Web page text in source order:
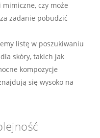
czy może
zadanie pobudzić
listę w poszukiwaniu
skóry, takich jak
kompozycje
się wysoko na